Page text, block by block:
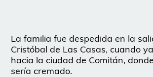
La familia fue despedida en la
Cristóbal de Las Casas, cuando
hacia la ciudad de Comitán,
sería cremado.